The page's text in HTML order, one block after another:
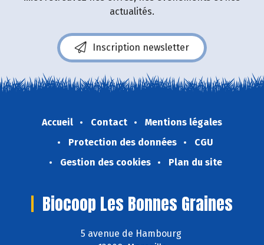
actualités.
Inscription newsletter
Accueil Contact
Mentions légales
Protection des données
CGU
Gestion des cookies
Plan du site
Biocoop Les Bonnes Graines
5 avenue de Hambourg